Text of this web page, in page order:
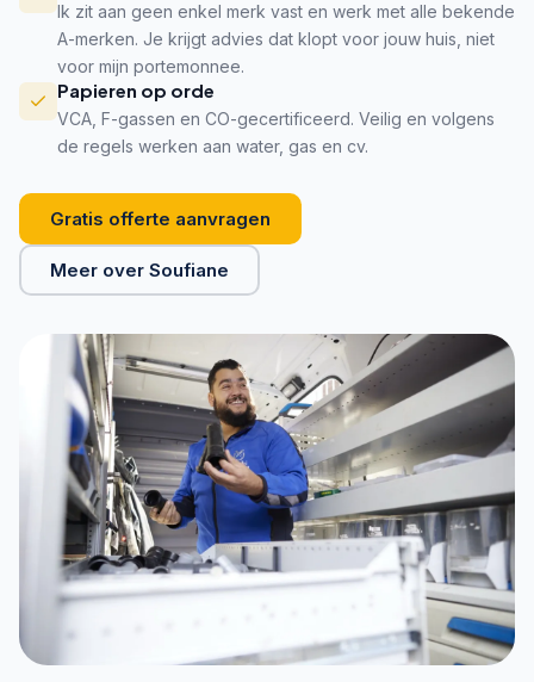
Ik zit aan geen enkel merk vast en werk met alle bekende
A-merken. Je krijgt advies dat klopt voor jouw huis, niet
voor mijn portemonnee.
Papieren op orde
VCA, F-gassen en CO-gecertificeerd. Veilig en volgens
de regels werken aan water, gas en cv.
Gratis offerte aanvragen
Meer over Soufiane